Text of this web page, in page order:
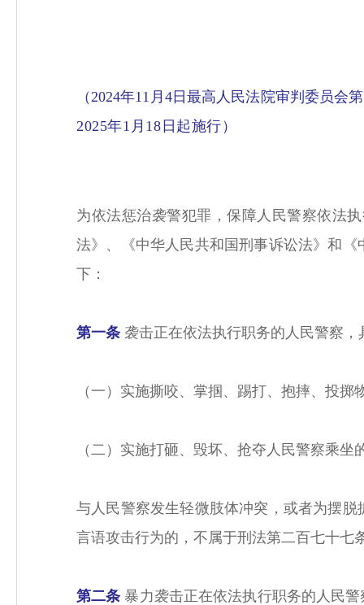
（2024年11月4日最高人民法院审判委员会
2025年1月18日起施行）
为依法惩治袭警犯罪，保障人民警察依法
法》、《中华人民共和国刑事诉讼法》和
下：
第一条 袭击正在依法执行职务的人民警察
（一）实施撕咬、掌掴、踢打、抱摔、投
（二）实施打砸、毁坏、抢夺人民警察乘
与人民警察发生轻微肢体冲突，或者为摆
言语攻击行为的，不属于刑法第二百七十七
第二条 暴力袭击正在依法执行职务的人民